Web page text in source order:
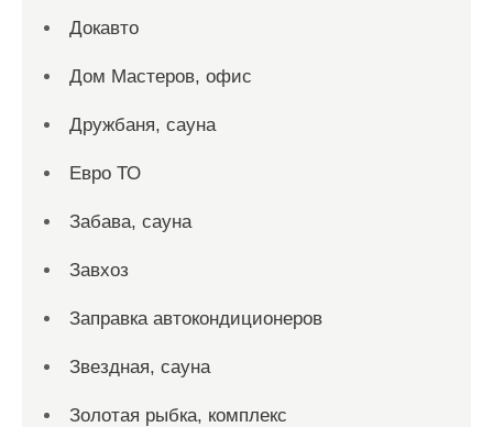
Докавто
Дом Мастеров, офис
Дружбаня, сауна
Евро ТО
Забава, сауна
Завхоз
Заправка автокондиционеров
Звездная, сауна
Золотая рыбка, комплекс